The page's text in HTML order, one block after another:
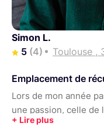
Simon L.
5 (4) Toulouse ,
Emplacement de
Lors de mon année
une passion, celle de
France, j'ai décidé de